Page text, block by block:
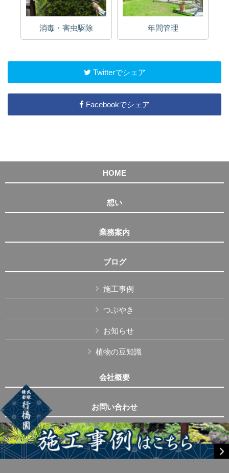
消毒・害虫駆除 年間管理
Twitterでシェア
Facebookでシェア
HOME
想い
業務案内
ブログ
施工事例
つぶやき
お知らせ
植物の豆知識
会社概要
お問い合わせ
Copyright © 株式会社行橋園 All Rights Reserved.